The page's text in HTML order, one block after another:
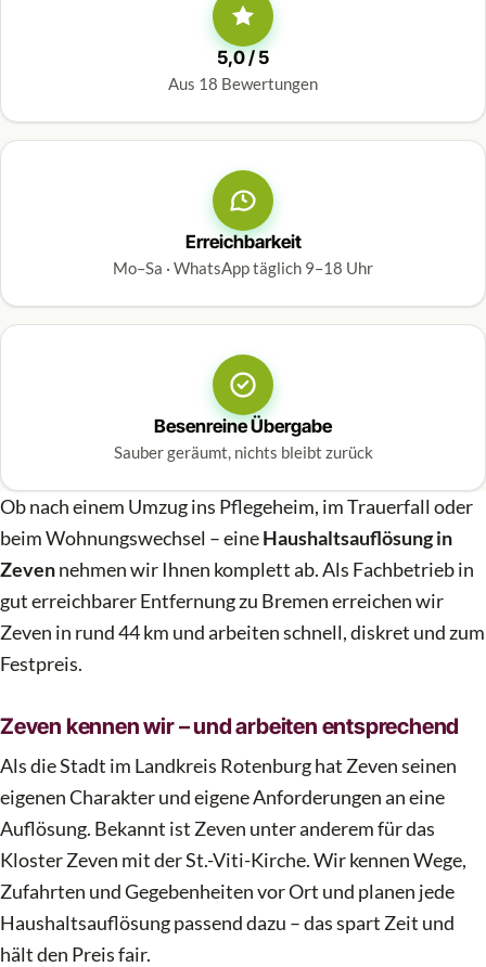
5,0 / 5
Aus 18 Bewertungen
Erreichbarkeit
Mo–Sa · WhatsApp täglich 9–18 Uhr
Besenreine Übergabe
Sauber geräumt, nichts bleibt zurück
Ob nach einem Umzug ins Pflegeheim, im Trauerfall oder
beim Wohnungswechsel – eineHaushaltsauflösung in
Zevennehmen wir Ihnen komplett ab. Als Fachbetrieb in
gut erreichbarer Entfernung zu Bremen erreichen wir
Zeven in rund 44 km und arbeiten schnell, diskret und zum
Festpreis.
Zeven kennen wir – und arbeiten entsprechend
Als die Stadt im Landkreis Rotenburg hat Zeven seinen
eigenen Charakter und eigene Anforderungen an eine
Auflösung. Bekannt ist Zeven unter anderem für das
Kloster Zeven mit der St.-Viti-Kirche. Wir kennen Wege,
Zufahrten und Gegebenheiten vor Ort und planen jede
Haushaltsauflösung passend dazu – das spart Zeit und
hält den Preis fair.